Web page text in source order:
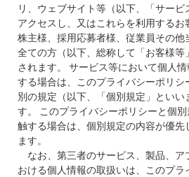
リ、ウェブサイト等（以下、「サー
アクセスし、又はこれらを利用するお
株主様、採用応募者様、従業員その他
全ての方（以下、総称して「お客様等
されます。 サービス等において個人
する場合は、このプライバシーポリシ
別の規定（以下、「個別規定」といい
す。 このプライバシーポリシーと個
触する場合は、個別規定の内容が優先
ます。
なお、第三者のサービス、製品、ア
おける個人情報の取扱いは、このプ